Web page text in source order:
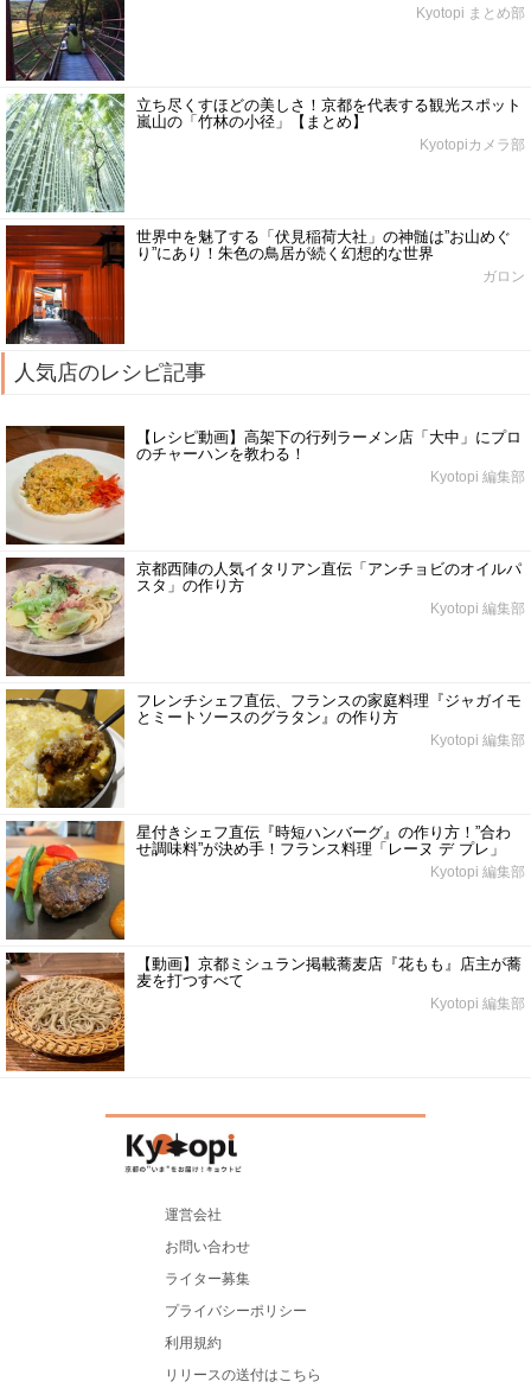
Kyotopi まとめ部
立ち尽くすほどの美しさ！京都を代表する観光スポット
嵐山の「竹林の小径」【まとめ】
Kyotopiカメラ部
世界中を魅了する「伏見稲荷大社」の神髄は”お山めぐ
り”にあり！朱色の鳥居が続く幻想的な世界
ガロン
人気店のレシピ記事
【レシピ動画】高架下の行列ラーメン店「大中」にプロ
のチャーハンを教わる！
Kyotopi 編集部
京都西陣の人気イタリアン直伝「アンチョビのオイルパ
スタ」の作り方
Kyotopi 編集部
フレンチシェフ直伝、フランスの家庭料理『ジャガイモ
とミートソースのグラタン』の作り方
Kyotopi 編集部
星付きシェフ直伝『時短ハンバーグ』の作り方！”合わ
せ調味料”が決め手！フランス料理「レーヌ デ プレ」
Kyotopi 編集部
【動画】京都ミシュラン掲載蕎麦店『花もも』店主が蕎
麦を打つすべて
Kyotopi 編集部
運営会社
お問い合わせ
ライター募集
プライバシーポリシー
利用規約
リリースの送付はこちら